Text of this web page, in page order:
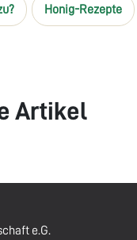
Honig-Rezepte
Artikel
e.G.